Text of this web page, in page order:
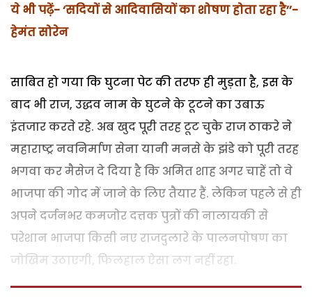
ये भी पढ़ें-‘सदियों से आदिवासियों का शोषण होता रहा है’’-
हेमंत सोरेन
साबित हो गया कि घुटना पेट की तरफ ही मुड़ता है, इस के
बाद भी राज, उद्धव नाम के घुटने के टूटने का उबाऊ
इंतजार करते रहे. अब खुद पूरी तरह टूट चुके राज ठाकरे ने
महाराष्ट्र नवनिर्माण सेना यानी मनसे के झंडे को पूरी तरह
भगवा कर मैसेज दे दिया है कि अमित शाह अगर चाहें तो वे
भाजपा की गोद में जाने के लिए तैयार हैं. लेकिन पहले से ही
अपने दर्जनभर कमजोर दत्तक पुत्रों की नालायकी से
परेशान भाजपा किसी नए राजदुलारे के पालनपोषण का
जोखिम उठाएगी, फिलहाल ऐसा लग नहीं रहा.